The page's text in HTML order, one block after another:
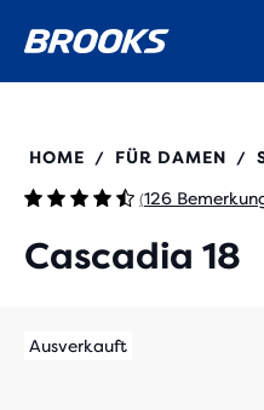
Kostenloser Versand für
Der brandneue Ghost Amp
Wir präsentieren die neue
120416
HOME / FÜR DAMEN /
(126
Cascadia 18
Ausverkauft